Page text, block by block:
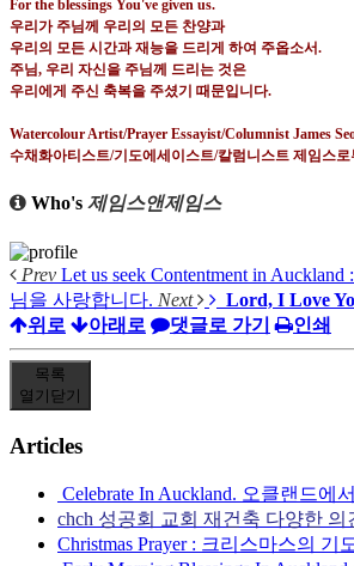
For the blessings You've given us.
우리가 주님께 우리의 모든 찬양과
우리의 모든 시간과 재능을 드리게 하여 주옵소서.
주님, 우리 자신을 주님께 드리는 것은
우리에게 주신 축복을 주셨기 때문입니다.
Watercolour Artist/Prayer Essayist/Columnist James
수채화아티스트/기도에세이스트/칼럼니스트 제임스로
Who's 제임스앤제임스
Prev Let us seek Contentment in
님을 사랑합니다. Next Lord, I Love
위로
아래로 댓글로 가기 인쇄
목록
열기 닫기
Articles
Celebrate In Auckland. 오클랜드에
chch 성공회 교회 재건축 다양한 의
Christmas Prayer : 크리스마스의 기